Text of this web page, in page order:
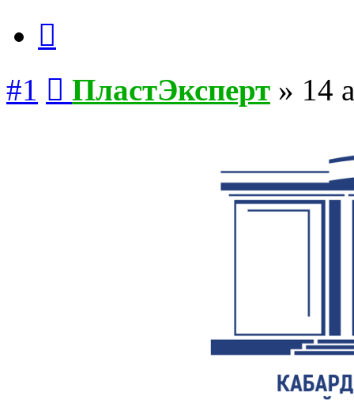
#1 ПластЭксперт » 14